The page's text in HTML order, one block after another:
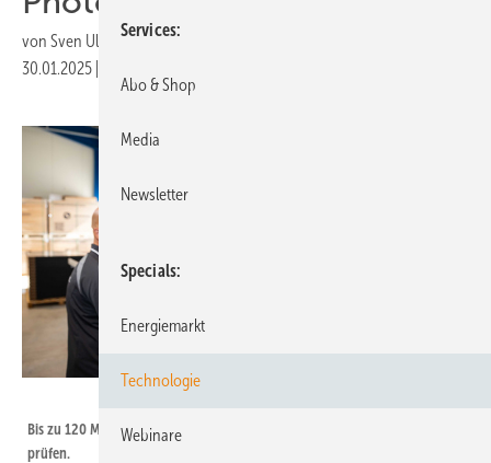
von Sven Ullrich
30.01.2025
Bis zu 120 Module können die Mitarbeiter von Secondsol pro Stunde
prüfen.
Services
Abo & Shop
Media
Newsletter
Specials
Energiemarkt
Technologie
Webinare